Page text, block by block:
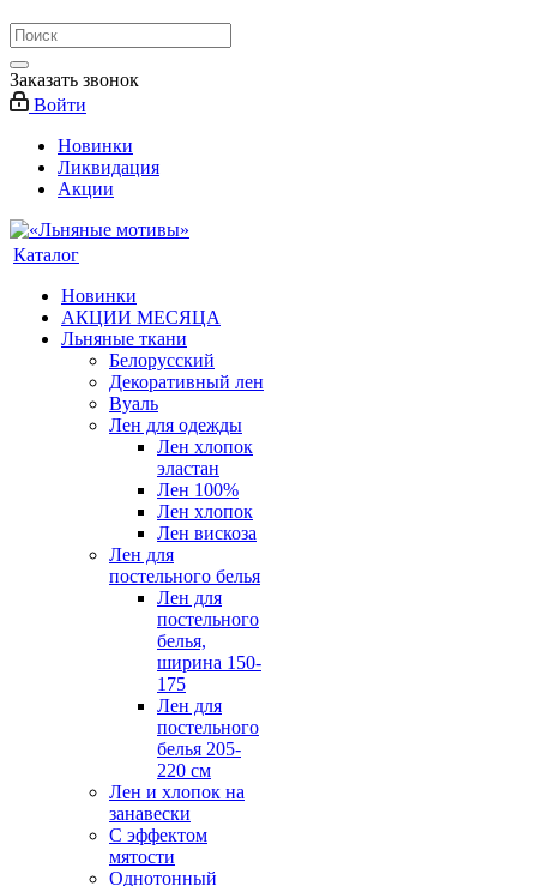
Заказать звонок
Войти
Новинки
Ликвидация
Акции
Каталог
Новинки
АКЦИИ МЕСЯЦА
Льняные ткани
Белорусский
Декоративный лен
Вуаль
Лен для одежды
Лен хлопок
эластан
Лен 100%
Лен хлопок
Лен вискоза
Лен для
постельного белья
Лен для
постельного
белья,
ширина 150-
175
Лен для
постельного
белья 205-
220 см
Лен и хлопок на
занавески
С эффектом
мятости
Однотонный